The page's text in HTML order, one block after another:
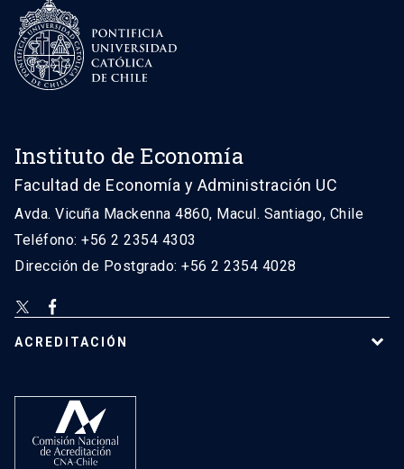
Instituto de Economía
Facultad de Economía y Administración UC
Avda. Vicuña Mackenna 4860, Macul. Santiago, Chile
Teléfono: +56 2 2354 4303
Dirección de Postgrado: +56 2 2354 4028
ACREDITACIÓN